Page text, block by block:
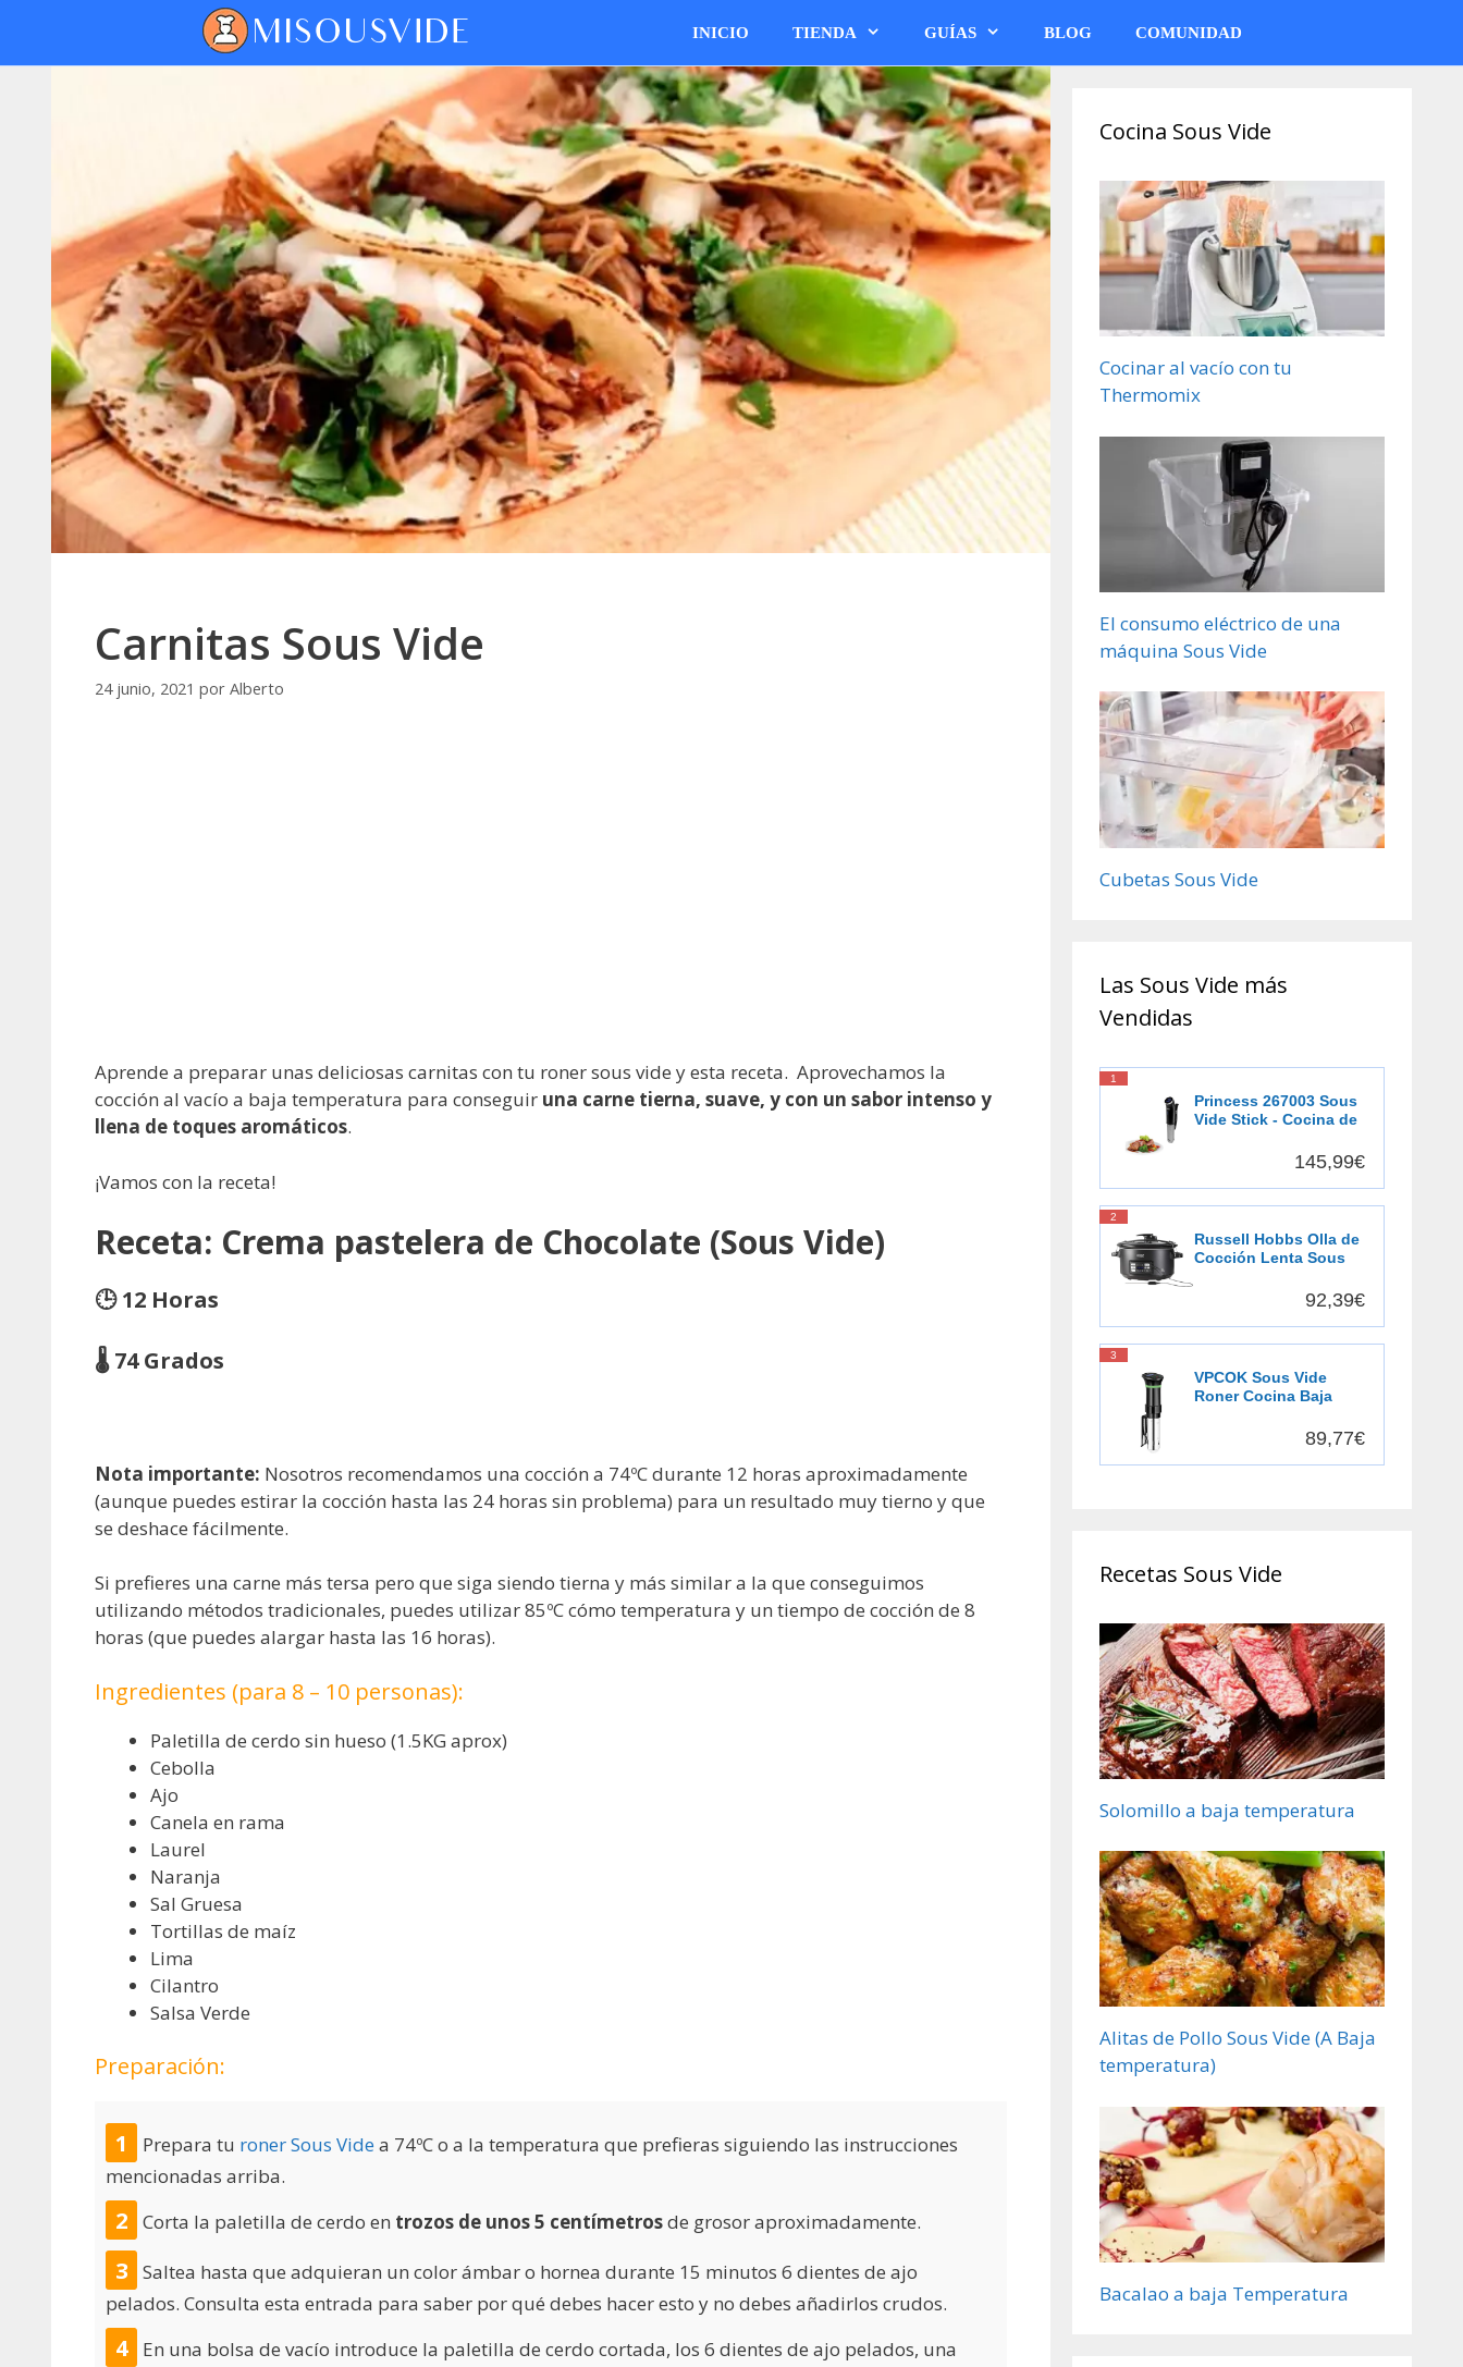
INICIO TIENDA GUÍAS BLOG COMUNIDAD
Carnitas Sous Vide
24 junio, 2021 por Alberto
Aprende a preparar unas deliciosas carnitas con tu roner sous vide y esta receta. Aprovechamos la
cocción al vacío a baja temperatura para conseguir una carne tierna, suave, y con un sabor intenso y
llena de toques aromáticos.
¡Vamos con la receta!
Receta: Crema pastelera de Chocolate (Sous Vide)
🕒 12 Horas
🌡️ 74 Grados
Nota importante: Nosotros recomendamos una cocción a 74ºC durante 12 horas aproximadamente
(aunque puedes estirar la cocción hasta las 24 horas sin problema) para un resultado muy tierno y que
se deshace fácilmente.
Si prefieres una carne más tersa pero que siga siendo tierna y más similar a la que conseguimos
utilizando métodos tradicionales, puedes utilizar 85ºC cómo temperatura y un tiempo de cocción de 8
horas (que puedes alargar hasta las 16 horas).
Ingredientes (para 8 – 10 personas):
Paletilla de cerdo sin hueso (1.5KG aprox)
Cebolla
Ajo
Canela en rama
Laurel
Naranja
Sal Gruesa
Tortillas de maíz
Lima
Cilantro
Salsa Verde
Preparación:
Prepara tu roner Sous Videa 74ºC o a la temperatura que prefieras siguiendo las instrucciones
mencionadas arriba.
Corta la paletilla de cerdo en trozos de unos 5 centímetrosde grosor aproximadamente.
Saltea hasta que adquieran un color ámbar o hornea durante 15 minutos 6 dientes de ajo
pelados. Consulta esta entrada para saber por qué debes hacer esto y no debes añadirlos crudos.
En una bolsa de vacío introduce la paletilla de cerdo cortada, los 6 dientes de ajo pelados, una
Cocina Sous Vide
Cocinar al vacío con tu
Thermomix
El consumo eléctrico de una
máquina Sous Vide
Cubetas Sous Vide
Las Sous Vide más
Vendidas
1
Princess 267003 Sous
Vide Stick - Cocina de
145,99€
2
Russell Hobbs Olla de
Cocción Lenta Sous
Cocinar al Vacío,
Medidor Temperatura,
Pantalla Digital LED, 6
Raciones, Recipiente
Extraíble de Cerámica,
Negro - 25630-56
92,39€
3
VPCOK Sous Vide
Roner Cocina Baja
Pantalla LCD táctil,
Cocinero Circulador,
89,77€
Recetas Sous Vide
Solomillo a baja temperatura
Alitas de Pollo Sous Vide (A Baja
temperatura)
Bacalao a baja Temperatura